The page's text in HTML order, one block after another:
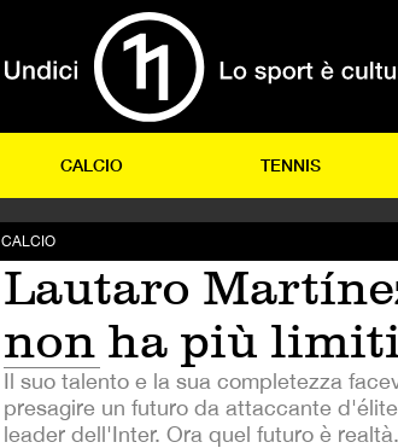
CALCIO TENNIS
CALCIO
Lautaro
non ha più
Il suo talento e la sua completezza
presagire un futuro da attaccante
leader dell'Inter. Ora quel futuro è realtà.